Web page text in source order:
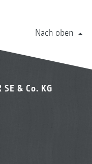
Nach oben
SE & Co. KG